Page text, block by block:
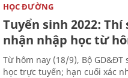
HỌC ĐƯỜNG
Tuyển sinh 2022:
nhận nhập học từ
Từ hôm nay (18/9), Bộ
học trực tuyến; hạn cuối xác